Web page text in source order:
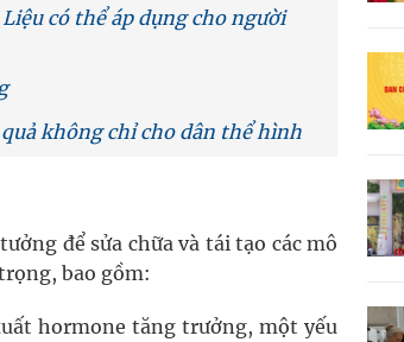
đồng
có thể áp dụng cho người
không chỉ cho dân thể hình
để sửa chữa và tái tạo các mô
bao gồm:
hormone tăng trưởng, một yếu